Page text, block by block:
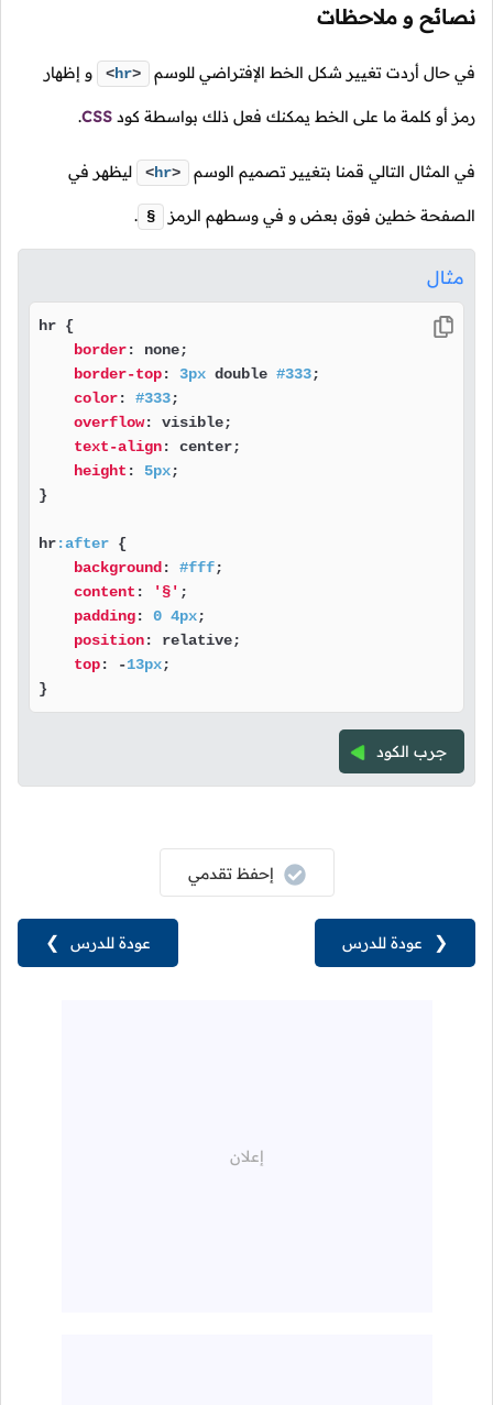
نصائح و ملاحظات
في حال أردت تغيير شكل الخط الإفتراضي للوسم <hr> و إظهار
رمز أو كلمة ما على الخط يمكنك فعل ذلك بواسطة كود CSS
.
في المثال التالي قمنا بتغيير تصميم الوسم <hr> ليظهر في
الصفحة خطين فوق بعض و في وسطهم الرمز §
.
مثال
hr {
border: none;
border-top: 3px double #333;
color: #333;
overflow: visible;
text-align: center;
height : 5px;
}
hr:after {
background : #fff;
content : '§' ;
padding: 0 4px;
position: relative;
top: -13px;
}
جرب الكود
عودة للدرس ❯
إحفظ تقدمي
❮ عودة للدرس